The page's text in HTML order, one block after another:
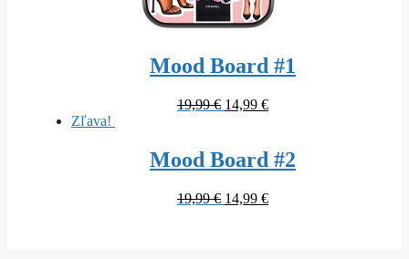
Mood Board #1
19,99€ Original
19,99 €.
14,99 €Current
14,99 €.
Zľava!
Mood Board #2
19,99€ Original
14,99 €Current